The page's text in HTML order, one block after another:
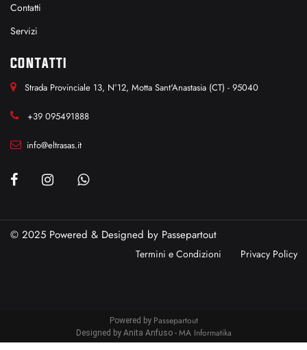
Contatti
Servizi
CONTATTI
Strada Provinciale 13, N°12, Motta Sant'Anastasia (CT) - 95040
+39 095491888
info@eltrasas.it
© 2025 Powered & Designed by Passepartout
Termini e Condizioni Privacy Policy
Powered by Passepartout
Designed by Anita Anfuso - MA Informatika